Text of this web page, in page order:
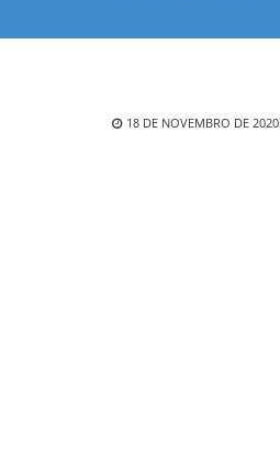
18 DE NOVEMBRO DE 2020